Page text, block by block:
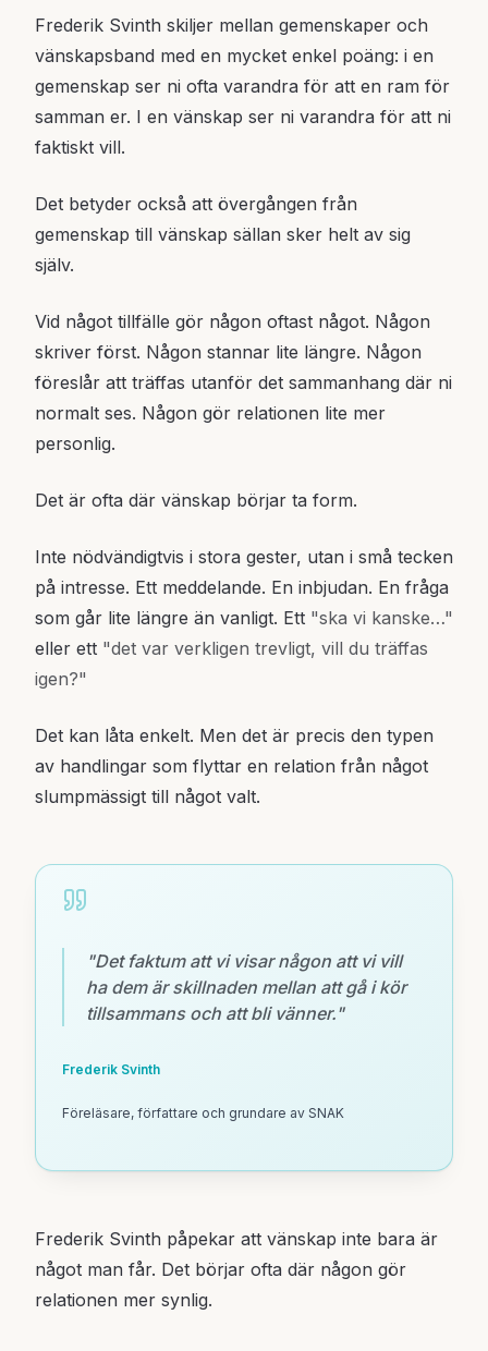
Frederik Svinth skiljer mellan gemenskaper och
vänskapsband med en mycket enkel poäng: i en
gemenskap ser ni ofta varandra för att en ram för
samman er. I en vänskap ser ni varandra för att ni
faktiskt vill.
Det betyder också att övergången från
gemenskap till vänskap sällan sker helt av sig
själv.
Vid något tillfälle gör någon oftast något. Någon
skriver först. Någon stannar lite längre. Någon
föreslår att träffas utanför det sammanhang där ni
normalt ses. Någon gör relationen lite mer
personlig.
Det är ofta där vänskap börjar ta form.
Inte nödvändigtvis i stora gester, utan i små tecken
på intresse. Ett meddelande. En inbjudan. En fråga
som går lite längre än vanligt. Ett "ska vi kanske…"
eller ett "det var verkligen trevligt, vill du träffas
igen?"
Det kan låta enkelt. Men det är precis den typen
av handlingar som flyttar en relation från något
slumpmässigt till något valt.
"Det faktum att vi visar någon att vi vill
ha dem är skillnaden mellan att gå i kör
tillsammans och att bli vänner."
Frederik Svinth
Föreläsare, författare och grundare av SNAK
Frederik Svinth påpekar att vänskap inte bara är
något man får. Det börjar ofta där någon gör
relationen mer synlig.